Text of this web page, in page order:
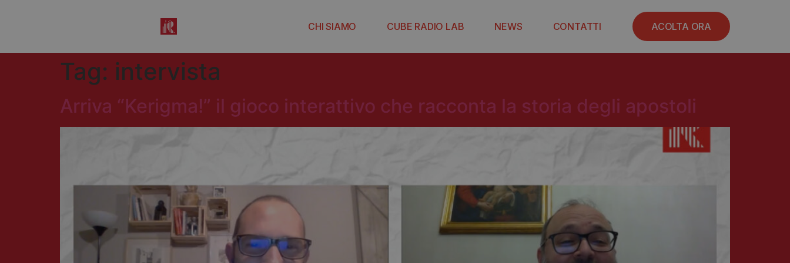
CHI SIAMO CUBE RADIO LAB NEWS CONTATTI ACOLTA ORA
Tag: intervista
Arriva “Kerigma!” il gioco interattivo che racconta la storia degli apostoli